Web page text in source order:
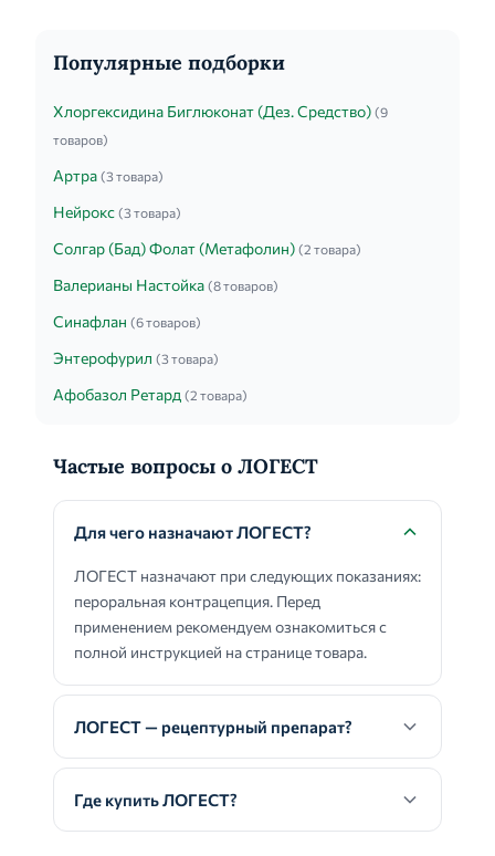
Популярные подборки
Хлоргексидина Биглюконат (Дез. Средство) (9
товаров)
Артра (3 товара)
Нейрокс (3 товара)
Солгар (Бад) Фолат (Метафолин) (2 товара)
Валерианы Настойка (8 товаров)
Синафлан (6 товаров)
Энтерофурил (3 товара)
Афобазол Ретард (2 товара)
Частые вопросы о ЛОГЕСТ
Для чего назначают ЛОГЕСТ?
ЛОГЕСТ назначают при следующих показаниях:
пероральная контрацепция. Перед
применением рекомендуем ознакомиться с
полной инструкцией на странице товара.
ЛОГЕСТ — рецептурный препарат?
Где купить ЛОГЕСТ?